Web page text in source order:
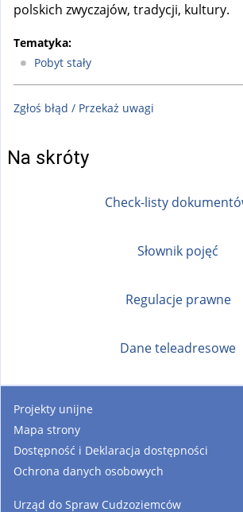
polskich zwyczajów, tradycji, kultury.
Tematyka:
Pobyt stały
Zgłoś błąd / Przekaż uwagi
Na skróty
Check-listy
Słownik pojęć
Regulacje prawne
Dane teleadresowe
Projekty unijne
Mapa strony
Dostępność i Deklaracja dostępności
Ochrona danych osobowych
Urząd do Spraw Cudzoziemców